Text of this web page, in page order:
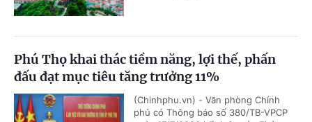
Phú Thọ khai thác tiềm năng, lợi thế, phấn
đấu đạt mục tiêu tăng trưởng 11%
(Chinhphu.vn) - Văn phòng Chính
phủ có Thông báo số 380/TB-VPCP